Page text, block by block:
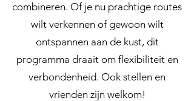
combineren. Of je nu prachtige routes
wilt verkennen of gewoon wilt
ontspannen aan de kust, dit
programma draait om flexibiliteit en
verbondenheid. Ook stellen en
vrienden zijn welkom!